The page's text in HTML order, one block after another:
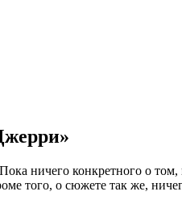
ничего конкретного о
того, о сюжете так же,